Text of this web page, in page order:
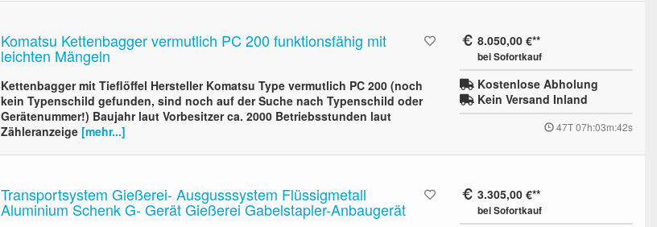
Komatsu Kettenbagger vermutlich PC 200 funktionsfähig mit
leichten Mängeln
Kettenbagger mit Tieflöffel Hersteller Komatsu Type vermutlich PC 200 (noch
kein Typenschild gefunden, sind noch auf der Suche nach Typenschild oder
Gerätenummer!) Baujahr laut Vorbesitzer ca. 2000 Betriebsstunden laut
Zähleranzeige [mehr...]
8.050,00 €
bei Sofortkauf
Kostenlose Abholung
Kein Versand Inland
47T 07h:03m:41s
Transportsystem Gießerei- Ausgusssystem Flüssigmetall
Aluminium Schenk G- Gerät Gießerei Gabelstapler-Anbaugerät
3.305,00 €
bei Sofortkauf